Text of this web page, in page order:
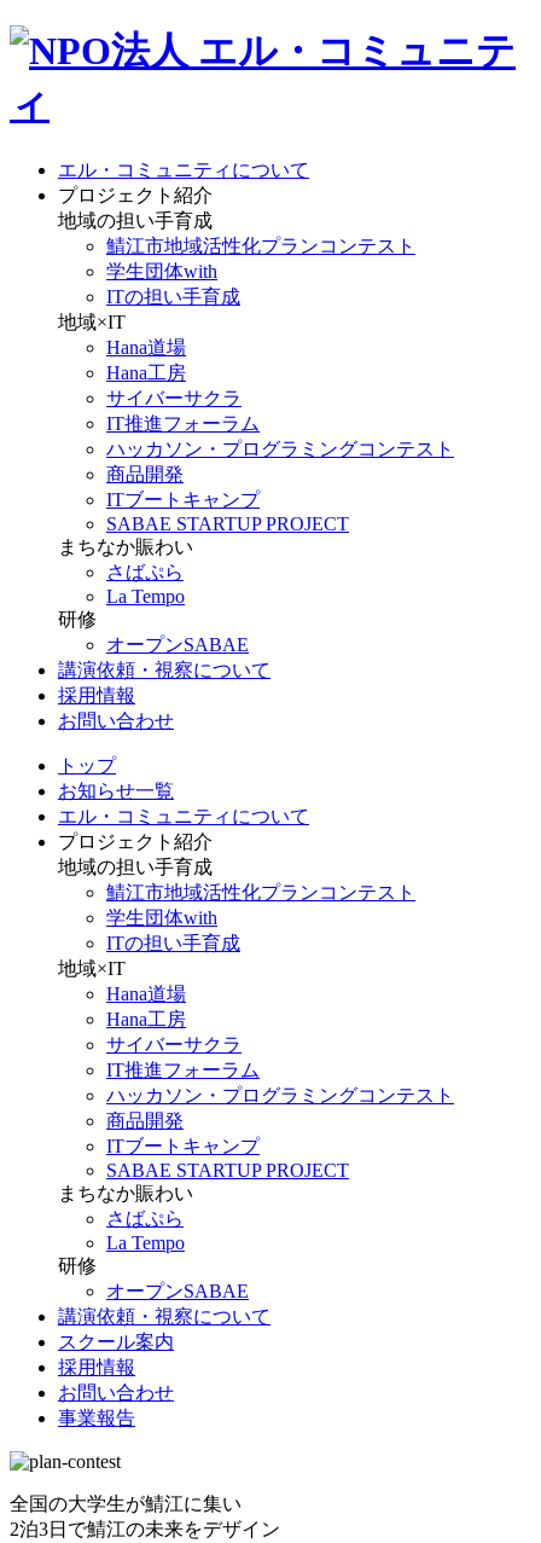
エル・コミュニティについて
プロジェクト紹介
地域の担い手育成
鯖江市地域活性化プランコンテスト
学生団体with
ITの担い手育成
地域×IT
Hana道場
Hana工房
サイバーサクラ
IT推進フォーラム
ハッカソン・プログラミングコンテスト
商品開発
ITブートキャンプ
SABAE STARTUP PROJECT
まちなか賑わい
さばぷら
La Tempo
研修
オープンSABAE
講演依頼・視察について
採用情報
お問い合わせ
トップ
お知らせ一覧
エル・コミュニティについて
プロジェクト紹介
地域の担い手育成
鯖江市地域活性化プランコンテスト
学生団体with
ITの担い手育成
地域×IT
Hana道場
Hana工房
サイバーサクラ
IT推進フォーラム
ハッカソン・プログラミングコンテスト
商品開発
ITブートキャンプ
SABAE STARTUP PROJECT
まちなか賑わい
さばぷら
La Tempo
研修
オープンSABAE
講演依頼・視察について
スクール案内
採用情報
お問い合わせ
事業報告
全国の大学生が鯖江に集い
2泊3日で鯖江の未来をデザイン